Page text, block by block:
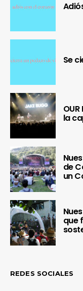
Se
la
de
un
que
REDES SOCIALES